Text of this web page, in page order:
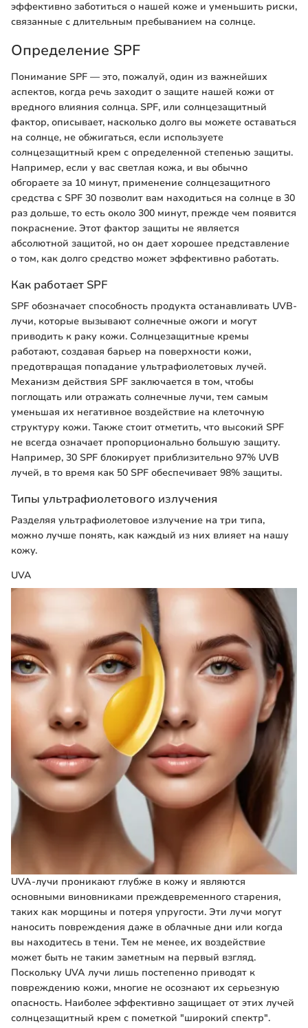
эффективно заботиться о нашей коже и уменьшить риски,
связанные с длительным пребыванием на солнце.
Определение SPF
Понимание SPF — это, пожалуй, один из важнейших
аспектов, когда речь заходит о защите нашей кожи от
вредного влияния солнца. SPF, или солнцезащитный
фактор, описывает, насколько долго вы можете оставаться
на солнце, не обжигаться, если используете
солнцезащитный крем с определенной степенью защиты.
Например, если у вас светлая кожа, и вы обычно
обгораете за 10 минут, применение солнцезащитного
средства с SPF 30 позволит вам находиться на солнце в 30
раз дольше, то есть около 300 минут, прежде чем появится
покраснение. Этот фактор защиты не является
абсолютной защитой, но он дает хорошее представление
о том, как долго средство может эффективно работать.
Как работает SPF
SPF обозначает способность продукта останавливать UVB-
лучи, которые вызывают солнечные ожоги и могут
приводить к раку кожи. Солнцезащитные кремы
работают, создавая барьер на поверхности кожи,
предотвращая попадание ультрафиолетовых лучей.
Механизм действия SPF заключается в том, чтобы
поглощать или отражать солнечные лучи, тем самым
уменьшая их негативное воздействие на клеточную
структуру кожи. Также стоит отметить, что высокий SPF
не всегда означает пропорционально большую защиту.
Например, 30 SPF блокирует приблизительно 97% UVB
лучей, в то время как 50 SPF обеспечивает 98% защиты.
Типы ультрафиолетового излучения
Разделяя ультрафиолетовое излучение на три типа,
можно лучше понять, как каждый из них влияет на нашу
кожу.
UVA
UVA-лучи проникают глубже в кожу и являются
основными виновниками преждевременного старения,
таких как морщины и потеря упругости. Эти лучи могут
наносить повреждения даже в облачные дни или когда
вы находитесь в тени. Тем не менее, их воздействие
может быть не таким заметным на первый взгляд.
Поскольку UVA лучи лишь постепенно приводят к
повреждению кожи, многие не осознают их серьезную
опасность. Наиболее эффективно защищает от этих лучей
солнцезащитный крем с пометкой "широкий спектр".